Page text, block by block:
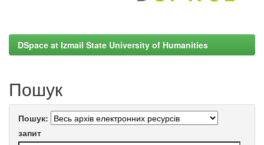
DSpace at Izmail State University of Humanities
Пошук
Пошук:
запит